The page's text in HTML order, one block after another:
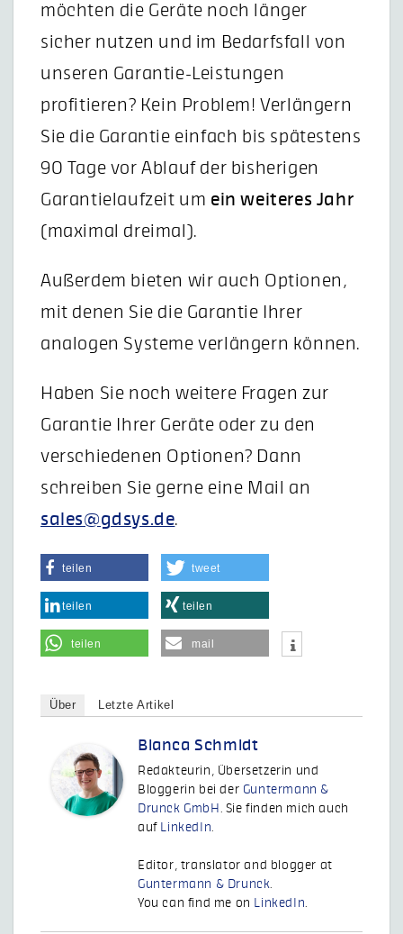
möchten die Geräte noch länger
sicher nutzen und im Bedarfsfall von
unseren Garantie-Leistungen
profitieren? Kein Problem! Verlängern
Sie die Garantie einfach bis spätestens
90 Tage vor Ablauf der bisherigen
Garantielaufzeit um ein weiteres Jahr
(maximal dreimal).
Außerdem bieten wir auch Optionen,
mit denen Sie die Garantie Ihrer
analogen Systeme verlängern können.
Haben Sie noch weitere Fragen zur
Garantie Ihrer Geräte oder zu den
verschiedenen Optionen? Dann
schreiben Sie gerne eine Mail an
sales@gdsys.de.
teilen tweet
teilen teilen
teilen mail
Über Letzte Artikel
Bianca Schmidt
Redakteurin, Übersetzerin und
Bloggerin bei der Guntermann &
Drunck GmbH
. Sie finden mich auch
auf
LinkedIn
Editor, translator and blogger at
Guntermann & Drunck
You can find me on
LinkedIn